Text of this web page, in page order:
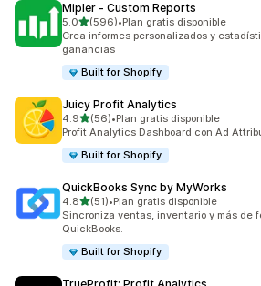
Mipler ‑ Custom Reports
5.0de 5 estrellas
(596)
596 reseñas en total
•Plan gratis disponible
Crea informes personalizados y
ganancias
Built for Shopify
Juicy Profit Analytics
4.9de 5 estrellas
(56)
56 reseñas en total
•Plan gratis disponible
Profit Analytics Dashboard con Ad
Built for Shopify
QuickBooks Sync by MyWorks
4.8de 5 estrellas
(51)
51 reseñas en total
•Plan gratis disponible
Sincroniza ventas, inventario y más de
QuickBooks.
Built for Shopify